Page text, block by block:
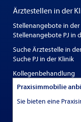
Ärztestellen in der
Stellenangebote in
Stellenangebote PJ in
Suche Ärztestelle in
Suche PJ in der Klinik
Kollegenbehandlung
Praxisimmobilie
Sie bieten eine